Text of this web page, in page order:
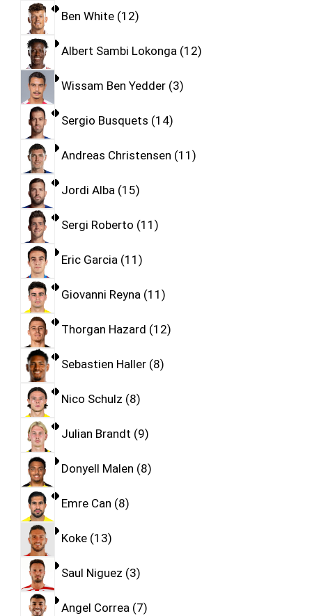
Ben White 12
Albert Sambi Lokonga 12
Wissam Ben Yedder 3
Sergio Busquets 14
Andreas Christensen 11
Jordi Alba 15
Sergi Roberto 11
Eric Garcia 11
Giovanni Reyna 11
Thorgan Hazard 12
Sebastien Haller 8
Nico Schulz 8
Julian Brandt 9
Donyell Malen 8
Emre Can 8
Koke 13
Saul Niguez 3
Angel Correa 7